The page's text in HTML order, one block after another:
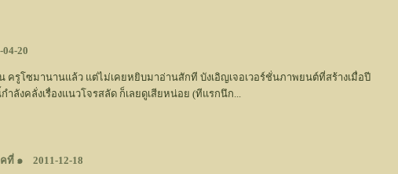
04-20
รูโซมานานแล้ว แต่ไม่เคยหยิบมาอ่านสักที บังเอิญเจอเวอร์ชั่นภาพยนต์ที่สร้างเมื่อปี
ำลังคลั่งเรื่องแนวโจรสลัด ก็เลยดูเสียหน่อย (ทีแรกนึก...
ที่ ๑ 2011-12-18